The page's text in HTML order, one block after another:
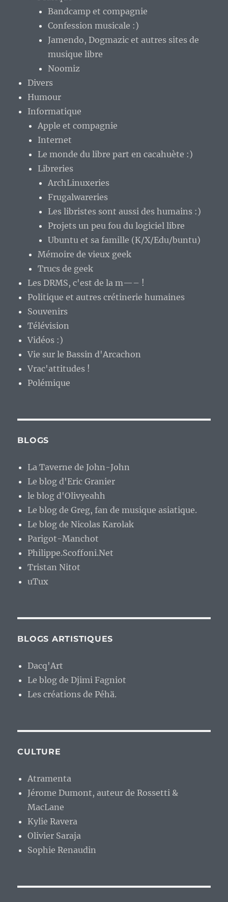
Bandcamp et compagnie
Confession musicale :)
Jamendo, Dogmazic et autres sites de
musique libre
Noomiz
Divers
Humour
Informatique
Apple et compagnie
Internet
Le monde du libre part en cacahuète :)
Libreries
ArchLinuxeries
Frugalwareries
Les libristes sont aussi des humains :)
Projets un peu fou du logiciel libre
Ubuntu et sa famille (K/X/Edu/buntu)
Mémoire de vieux geek
Trucs de geek
Les DRMS, c'est de la m—– !
Politique et autres crétinerie humaines
Souvenirs
Télévision
Vidéos :)
Vie sur le Bassin d'Arcachon
Vrac'attitudes !
Polémique
BLOGS
La Taverne de John-John
Le blog d'Eric Granier
le blog d'Olivyeahh
Le blog de Greg, fan de musique asiatique.
Le blog de Nicolas Karolak
Parigot-Manchot
Philippe.Scoffoni.Net
Tristan Nitot
uTux
BLOGS ARTISTIQUES
Dacq'Art
Le blog de Djimi Fagniot
Les créations de Péhä.
CULTURE
Atramenta
Jérome Dumont, auteur de Rossetti &
MacLane
Kylie Ravera
Olivier Saraja
Sophie Renaudin